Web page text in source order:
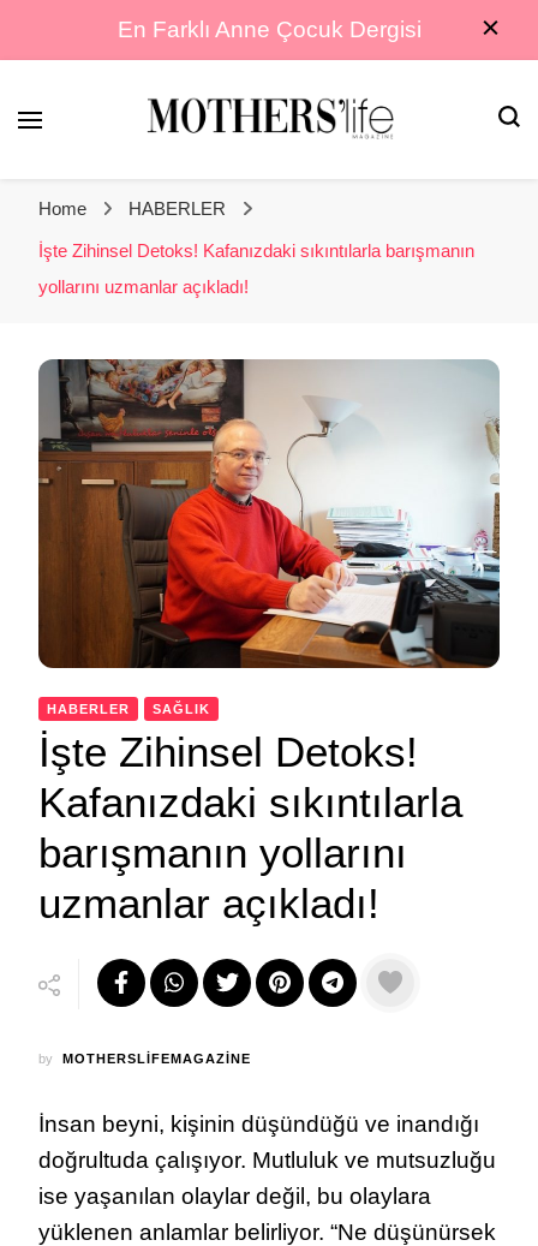
En Farklı Anne Çocuk Dergisi
Mothers Life
Magazine
Home HABERLER
İşte Zihinsel Detoks! Kafanızdaki sıkıntılarla barışmanın
yollarını uzmanlar açıkladı!
HABERLER SAĞLIK
İşte Zihinsel Detoks!
Kafanızdaki sıkıntılarla
barışmanın yollarını
uzmanlar açıkladı!
by MOTHERSLIFEMAGAZINE
İnsan beyni, kişinin düşündüğü ve inandığı
doğrultuda çalışıyor. Mutluluk ve mutsuzluğu
ise yaşanılan olaylar değil, bu olaylara
yüklenen anlamlar belirliyor. “Ne düşünürsek